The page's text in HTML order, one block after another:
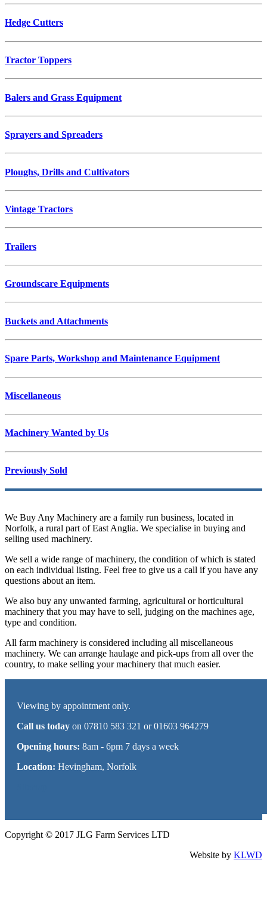
Hedge Cutters
Tractor Toppers
Balers and Grass Equipment
Sprayers and Spreaders
Ploughs, Drills and Cultivators
Vintage Tractors
Trailers
Groundscare Equipments
Buckets and Attachments
Spare Parts, Workshop and Maintenance Equipment
Miscellaneous
Machinery Wanted by Us
Previously Sold
We Buy Any Machinery are a family run business, located in
Norfolk, a rural part of East Anglia. We specialise in buying and
selling used machinery.
We sell a wide range of machinery, the condition of which is stated
on each individual listing. Feel free to give us a call if you have any
questions about an item.
We also buy any unwanted farming, agricultural or horticultural
machinery that you may have to sell, judging on the machines age,
type and condition.
All farm machinery is considered including all miscellaneous
machinery. We can arrange haulage and pick-ups from all over the
country, to make selling your machinery that much easier.
Viewing by appointment only.
Call us today on 07810 583 321 or 01603 964279
Opening hours: 8am - 6pm 7 days a week
Location: Hevingham, Norfolk
Copyright © 2017 JLG Farm Services LTD
Website by KLWD